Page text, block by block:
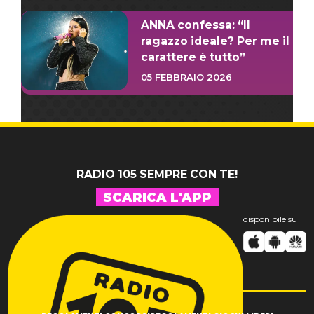
ANNA confessa: “Il
ragazzo ideale? Per me il
carattere è tutto”
05 FEBBRAIO 2026
RADIO 105 SEMPRE CON TE!
SCARICA L'APP
disponibile su